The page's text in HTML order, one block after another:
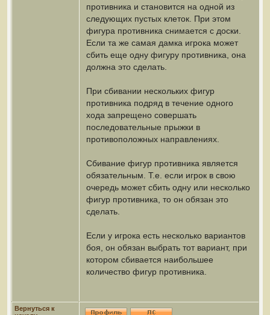
противника и становится на одной из
следующих пустых клеток. При этом
фигура противника снимается с доски.
Если та же самая дамка игрока может
сбить еще одну фигуру противника, она
должна это сделать.
При сбивании нескольких фигур
противника подряд в течение одного
хода запрещено совершать
последовательные прыжки в
противоположных направлениях.
Сбивание фигур противника является
обязательным. Т.е. если игрок в свою
очередь может сбить одну или несколько
фигур противника, то он обязан это
сделать.
Если у игрока есть несколько вариантов
боя, он обязан выбрать тот вариант, при
котором сбивается наибольшее
количество фигур противника.
Вернуться к